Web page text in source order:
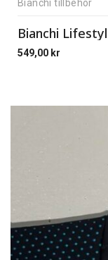
Bianchi tillbehör
Bianchi
549,00 kr